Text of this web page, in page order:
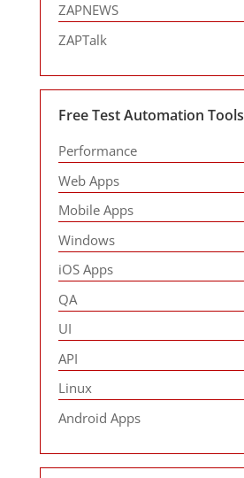
ZAPNEWS
ZAPTalk
Free Test Automation Tools
Performance
Web Apps
Mobile Apps
Windows
iOS Apps
QA
UI
API
Linux
Android Apps